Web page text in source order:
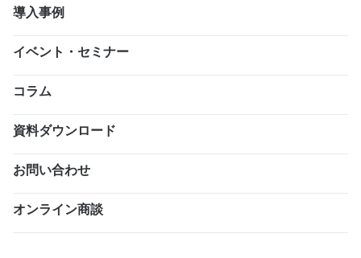
導入事例
イベント・セミナー
コラム
資料ダウンロード
お問い合わせ
オンライン商談